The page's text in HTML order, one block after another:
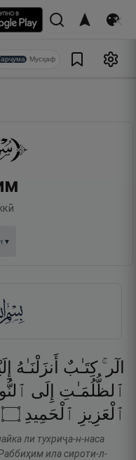
Мусҳаф
▼
الٓر ۚ كِتَـٰبٌ أَنزَلْنَـٰهُ
ٱلظُّلُمَـٰتِ
إِلَى
ٱلْعَزِيزِ
ٱلْحَمِيدِ ۝
ли тухриҷа-н-наса
ила сироти-л-